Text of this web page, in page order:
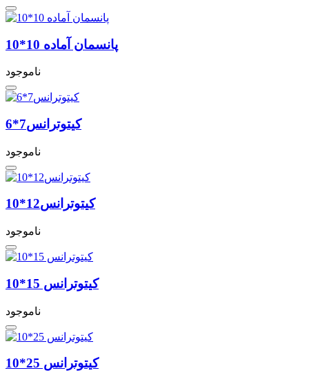
پانسمان آماده 10*10
ناموجود
کیتوترانس7*6
ناموجود
کیتوترانس12*10
ناموجود
کیتوترانس 15*10
ناموجود
کیتوترانس 25*10